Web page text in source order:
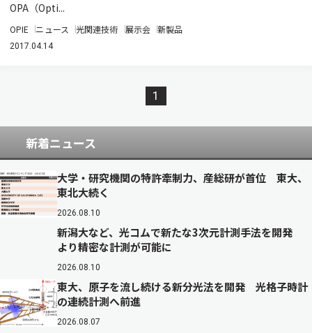
OPA（Opti...
OPIE ニュース 光関連技術 展示会 新製品
2017.04.14
1
新着ニュース
大学・研究機関の特許牽制力、産総研が首位 東大、
東北大続く
2026.08.10
新潟大など、光コムで新たな3次元計測手法を開発
より精密な計測が可能に
2026.08.10
東大、原子を流し続ける新分光法を開発 光格子時計
の連続計測へ前進
2026.08.07